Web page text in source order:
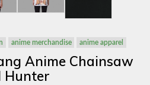
anime merchandise anime apparel
Anime Chainsaw
Hunter